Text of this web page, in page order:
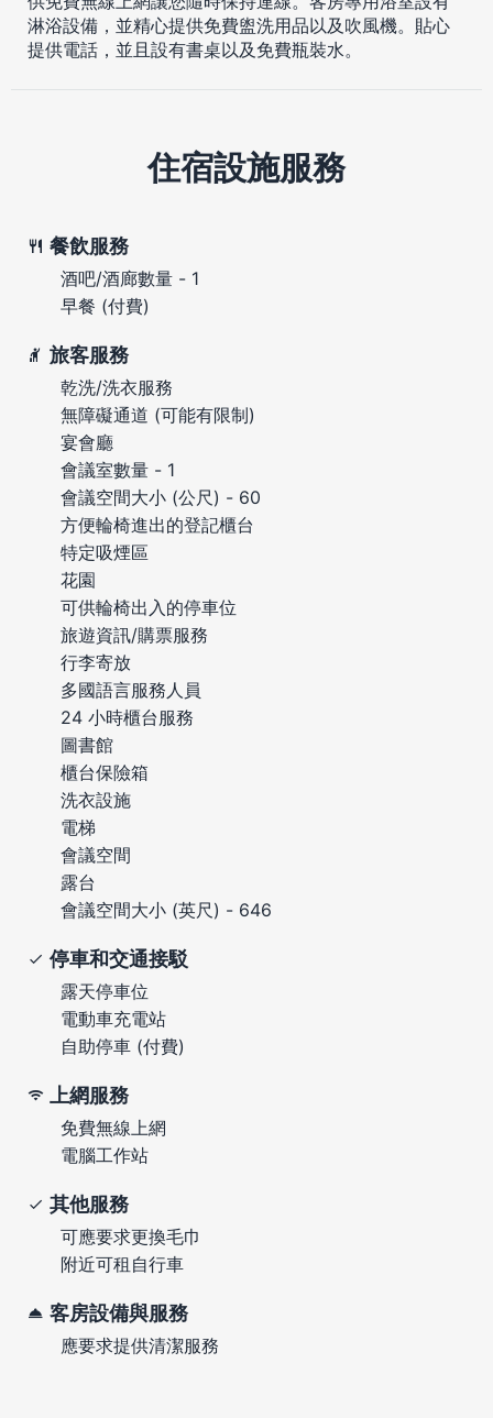
淋浴設備，並精心提供免費盥洗用品以及吹風機。貼心
提供電話，並且設有書桌以及免費瓶裝水。
住宿設施服務
餐飲服務
酒吧/酒廊數量 - 1
早餐 (付費)
旅客服務
乾洗/洗衣服務
無障礙通道 (可能有限制)
宴會廳
會議室數量 - 1
會議空間大小 (公尺) - 60
方便輪椅進出的登記櫃台
特定吸煙區
花園
可供輪椅出入的停車位
旅遊資訊/購票服務
行李寄放
多國語言服務人員
24 小時櫃台服務
圖書館
櫃台保險箱
洗衣設施
電梯
會議空間
露台
會議空間大小 (英尺) - 646
停車和交通接駁
露天停車位
電動車充電站
自助停車 (付費)
上網服務
免費無線上網
電腦工作站
其他服務
可應要求更換毛巾
附近可租自行車
客房設備與服務
應要求提供清潔服務